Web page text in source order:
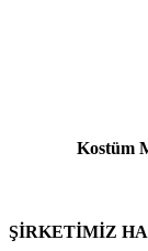
Kostüm
ŞİRKETİMİZ